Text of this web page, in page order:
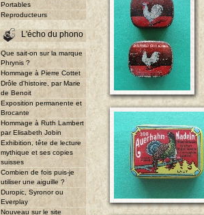
Portables
Reproducteurs
L'écho du phono
Que sait-on sur la marque
Phrynis ?
Hommage à Pierre Cottet
Drôle d'histoire, par Marie
de Benoit
Exposition permanente et
Brocante
Hommage à Ruth Lambert
par Elisabeth Jobin
Exhibition, tête de lecture
mythique et ses copies
suisses
Combien de fois puis-je
utiliser une aiguille ?
Duropic, Syronor ou
Everplay
Nouveau sur le site